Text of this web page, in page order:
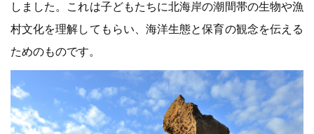
しました。これは子どもたちに北海岸の潮間帯の生物や漁
村文化を理解してもらい、海洋生態と保育の観念を伝える
ためのものです。